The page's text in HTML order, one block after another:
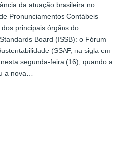
da atuação brasileira no
Pronunciamentos Contábeis
principais órgãos do
Board (ISSB): o Fórum
(SSAF, na sigla em
segunda-feira (16), quando a
a nova…